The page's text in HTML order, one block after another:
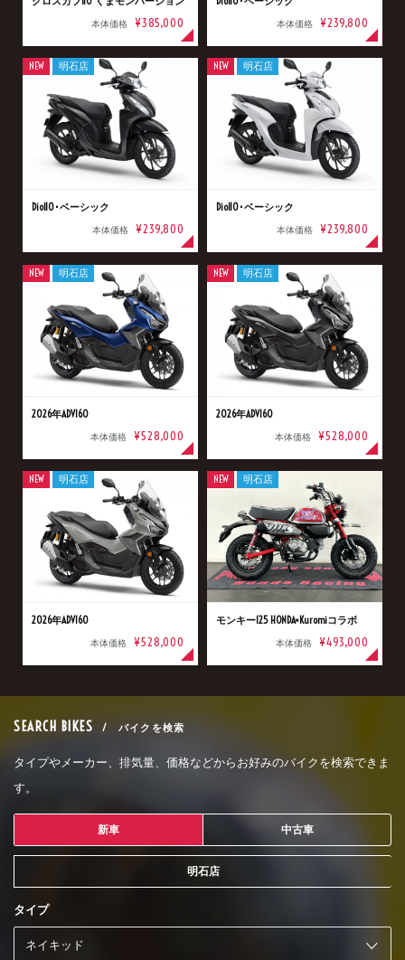
本体価格 ¥385,000 本体価格 ¥239,800
Dio110･ベーシック
本体価格 ¥239,800
NEW 明石店
Dio110･ベーシック
本体価格 ¥239,800
NEW 明石店
2026年ADV160
本体価格 ¥528,000
NEW 明石店
2026年ADV160
本体価格 ¥528,000
NEW 明石店
2026年ADV160
本体価格 ¥528,000
NEW 明石店
モンキー125 HONDA×Kuromiコラボ
本体価格 ¥493,000
NEW 明石店
SEARCH BIKES / バイクを検索
タイプやメーカー、排気量、価格などからお好みのバイクを検索できま
す。
新車 中古車
明石店
タイプ